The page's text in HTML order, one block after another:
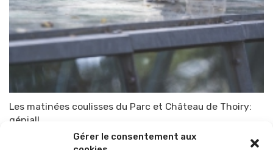
Gérer le consentement aux
Les matinées coulisses du Parc et Château de Thoiry:
génial!
TOP-PARENTS 3 juillet 2015